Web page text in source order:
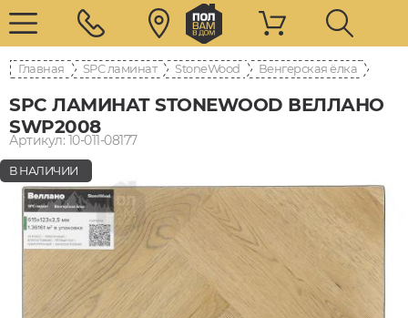
Главная SPC ламинат StoneWood Венгерская ёлка
SPC ЛАМИНАТ STONEWOOD ВЕЛЛАНО
SWP2008
Артикул: 10-011-08177
В НАЛИЧИИ